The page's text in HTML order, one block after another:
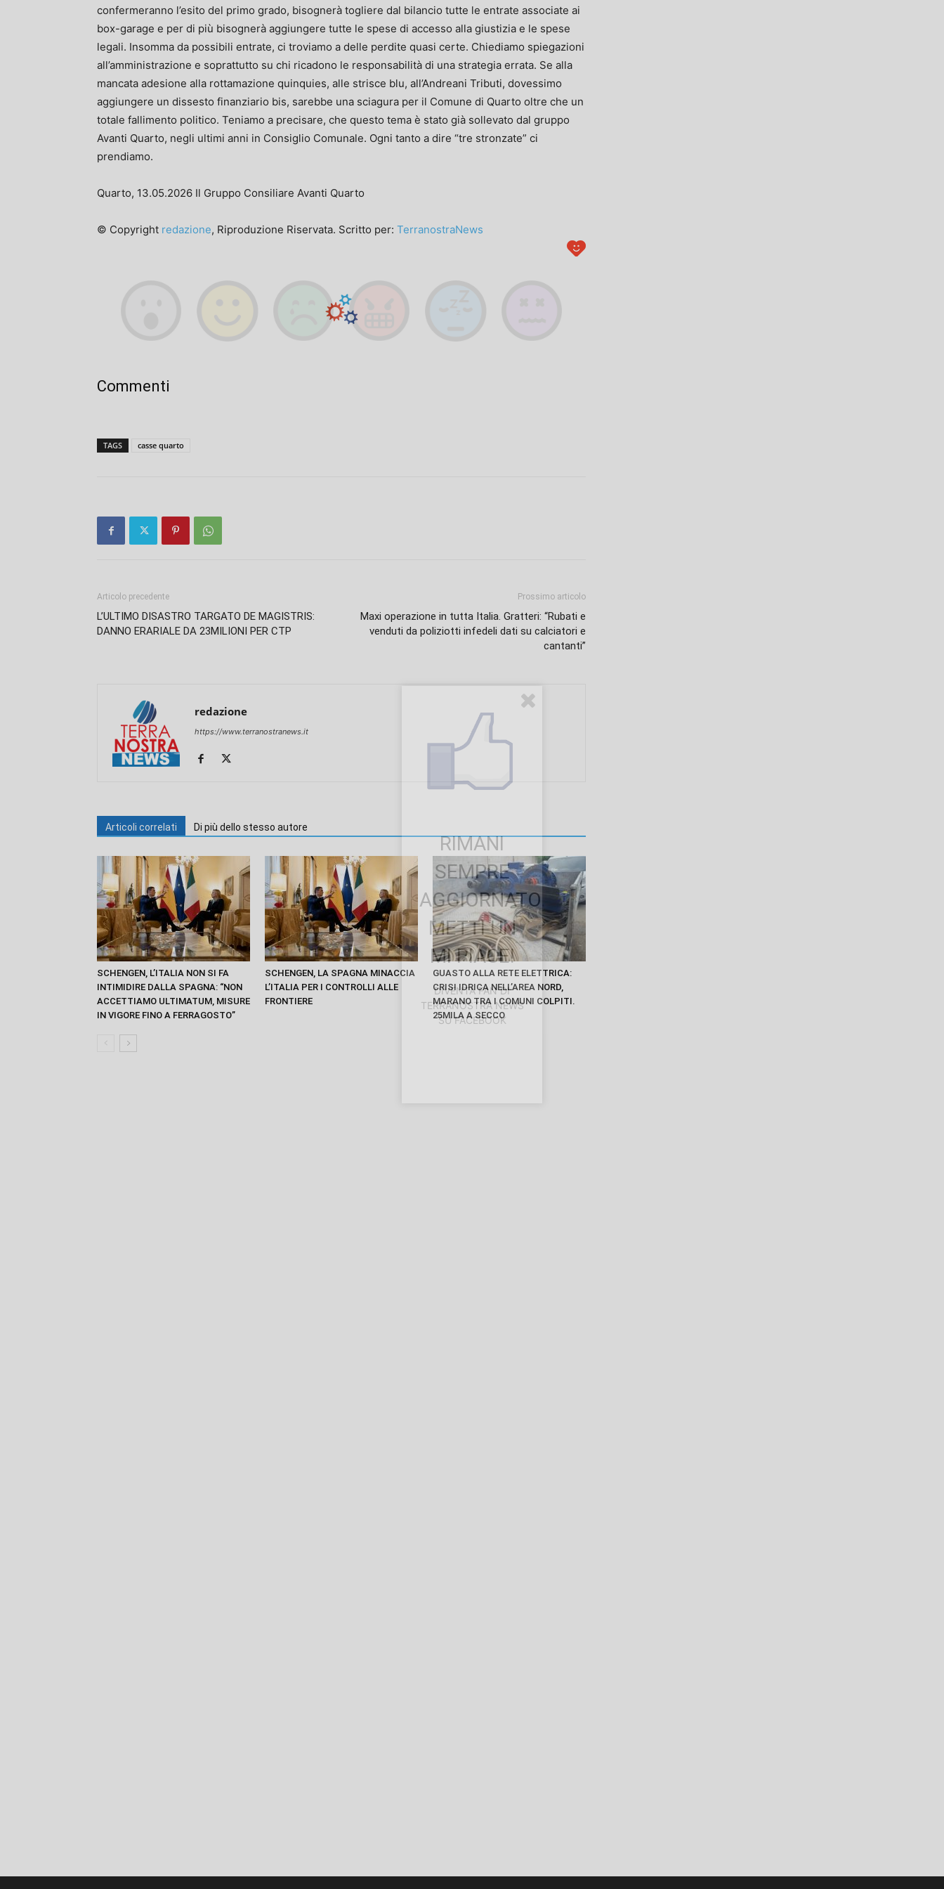
confermeranno l’esito del primo grado, bisognerà togliere dal bilancio tutte le entrate associate ai
box-garage e per di più bisognerà aggiungere tutte le spese di accesso alla giustizia e le spese
legali. Insomma da possibili entrate, ci troviamo a delle perdite quasi certe. Chiediamo spiegazioni
all’amministrazione e soprattutto su chi ricadono le responsabilità di una strategia errata. Se alla
mancata adesione alla rottamazione quinquies, alle strisce blu, all’Andreani Tributi, dovessimo
aggiungere un dissesto finanziario bis, sarebbe una sciagura per il Comune di Quarto oltre che un
totale fallimento politico. Teniamo a precisare, che questo tema è stato già sollevato dal gruppo
Avanti Quarto, negli ultimi anni in Consiglio Comunale. Ogni tanto a dire “tre stronzate” ci
prendiamo.
Quarto, 13.05.2026 Il Gruppo Consiliare Avanti Quarto
© Copyright redazione, Riproduzione Riservata. Scritto per: TerranostraNews
Commenti
TAGS casse quarto
Articolo precedente
L’ULTIMO DISASTRO TARGATO DE MAGISTRIS:
DANNO ERARIALE DA 23MILIONI PER CTP
Prossimo articolo
Maxi operazione in tutta Italia. Gratteri: “Rubati e
venduti da poliziotti infedeli dati su calciatori e
cantanti”
redazione
https://www.terranostranews.it
Articoli correlati Di più dello stesso autore
SCHENGEN, L’ITALIA NON SI FA
INTIMIDIRE DALLA SPAGNA: “NON
ACCETTIAMO ULTIMATUM, MISURE
IN VIGORE FINO A FERRAGOSTO”
SCHENGEN, LA SPAGNA MINACCIA
L’ITALIA PER I CONTROLLI ALLE
FRONTIERE
GUASTO ALLA RETE ELETTRICA:
CRISI IDRICA NELL’AREA NORD,
MARANO TRA I COMUNI COLPITI.
25MILA A SECCO
RIMANI
SEMPRE
AGGIORNATO.
METTI UN
MI PIACE!
DIVENTA FAN DI
TERRANOSTRA NEWS
SU FACEBOOK